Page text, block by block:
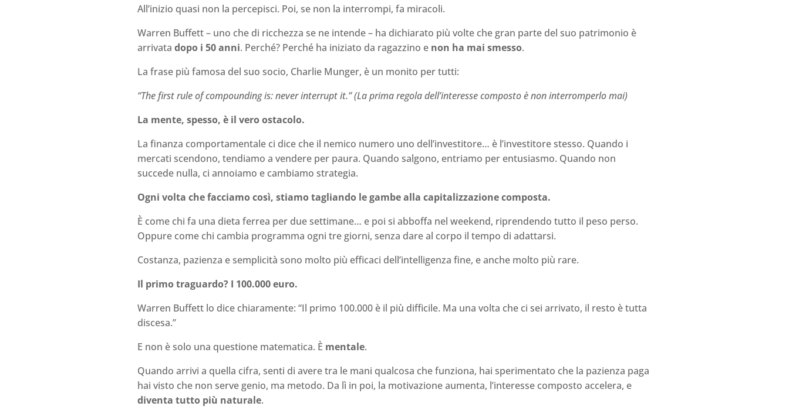
All’inizio quasi non la percepisci. Poi, se non la interrompi, fa miracoli.
Warren Buffett – uno che di ricchezza se ne intende – ha dichiarato più volte che gran parte del suo patrimonio è
arrivatadopo i 50 anni. Perché? Perché ha iniziato da ragazzino e non ha mai smesso.
La frase più famosa del suo socio, Charlie Munger, è un monito per tutti:
“The first rule of compounding is: never interrupt it.” (La prima regola dell’interesse composto è non interromperlo mai)
La mente, spesso, è il vero ostacolo.
La finanza comportamentale ci dice che il nemico numero uno dell’investitore… è l’investitore stesso. Quando i
mercati scendono, tendiamo a vendere per paura. Quando salgono, entriamo per entusiasmo. Quando non
succede nulla, ci annoiamo e cambiamo strategia.
Ogni volta che facciamo così, stiamo tagliando le gambe alla capitalizzazione composta.
È come chi fa una dieta ferrea per due settimane… e poi si abboffa nel weekend, riprendendo tutto il peso perso.
Oppure come chi cambia programma ogni tre giorni, senza dare al corpo il tempo di adattarsi.
Costanza, pazienza e semplicità sono molto più efficaci dell’intelligenza fine, e anche molto più rare.
Il primo traguardo? I 100.000 euro.
Warren Buffett lo dice chiaramente: “Il primo 100.000 è il più difficile. Ma una volta che ci sei arrivato, il resto è tutta
discesa.”
E non è solo una questione matematica. È mentale.
Quando arrivi a quella cifra, senti di avere tra le mani qualcosa che funziona, hai sperimentato che la pazienza paga
hai visto che non serve genio, ma metodo. Da lì in poi, la motivazione aumenta, l’interesse composto accelera, e
diventa tutto più naturale.